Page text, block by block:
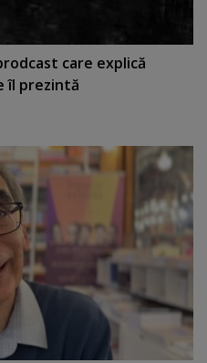
care explică
îl prezintă